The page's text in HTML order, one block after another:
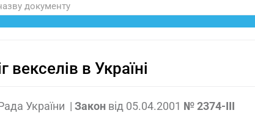
векселів в Україні
України | Закон від 05.04.2001 № 2374-III